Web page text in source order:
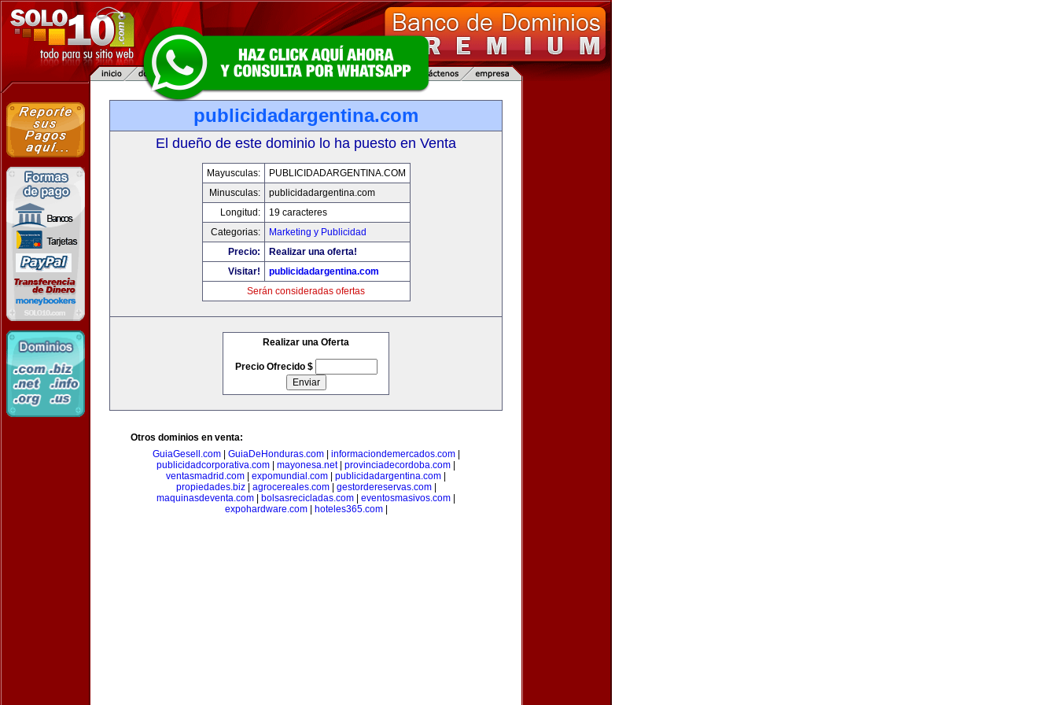
publicidadargentina.com
El dueño de este dominio lo ha puesto en Venta
Mayusculas:
PUBLICIDADARGENTINA.COM
Minusculas:
publicidadargentina.com
Longitud:
19 caracteres
Categorias:
Marketing y Publicidad
Precio:
Realizar una oferta!
Visitar!
publicidadargentina.com
Serán consideradas ofertas
Realizar una Oferta
Precio Ofrecido $
Otros dominios en venta:
GuiaGesell.com| GuiaDeHonduras.com| informaciondemercados.com|
publicidadcorporativa.com
mayonesa.net| provinciadecordoba.com
ventasmadrid.com
expomundial.com publicidadargentina.com
propiedades.biz| agrocereales.com| gestordereservas.com|
maquinasdeventa.com
bolsasrecicladas.com eventosmasivos.com
expohardware.com| hoteles365.com|